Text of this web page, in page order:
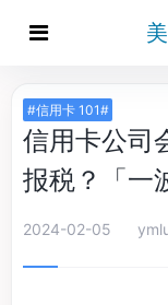
#信用卡 101#
信用卡公司
报税？「一
2024-02-05